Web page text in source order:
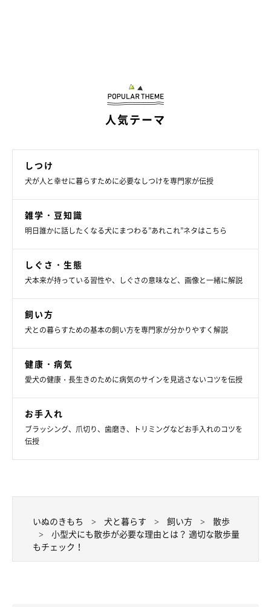
しい時間帯を選ぶように心がけましょう。夜は昼間と違って、や
がなければ夜間でも大丈夫ですよ。
愛犬にも飼い主さんにも、運動だけでなくストレス発散やリフレ
ッシュ効果のあるお散歩。愛犬に合った適度な散歩量で、心と体
の健康をキープしてあげてくださいね。
参考／「いぬのきもち」2018年6月号『雨の日も行ったほうがい
いの？イヤイヤして歩かないときは？etc.……散歩のお悩み、な
んでも答えます♪』（監修：「SKYWAN！DOG SCHOOL」代表
家庭犬しつけインストラクター 井原亮先生）
「いぬのきもち」WEB MAGAZINE『【犬種別】小型犬に散
いぬのきもち相談室獣医師）
文／hattori
です。
※記事と写真に関連性はありませんので予めご了承ください。
人気テーマ
しつけ
犬が人と幸せに暮らすために必要なしつけを専門家が伝授
雑学・豆知識
明日誰かに話したくなる犬にまつわる”あれこれ”ネタはこちら
しぐさ・生態
犬本来が持っている習性や、しぐさの意味など、画像と一緒に解説
飼い方
犬との暮らすための基本の飼い方を専門家が分かりやすく解説
健康・病気
愛犬の健康・長生きのために病気のサインを見逃さないコツを伝授
お手入れ
ブラッシング、爪切り、歯磨き、トリミングなどお手入れのコツを
伝授
いぬのきもち 犬と暮らす 飼い方
散歩
小型犬にも散歩が必要な理由とは？ 適切な散歩量
もチェック！